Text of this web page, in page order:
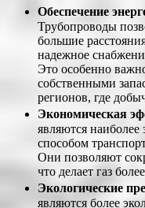
Обеспечение
Трубопроводы
большие
надежное
Это особенно
собственными
регионов, где
Экономическая
являются
способом
Они позволяют
что делает газ
Экологические
являются более